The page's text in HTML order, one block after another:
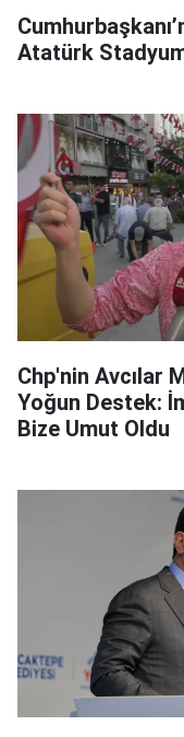
Atatürk
Chp'nin Avcılar
Yoğun Destek:
Bize Umut Oldu